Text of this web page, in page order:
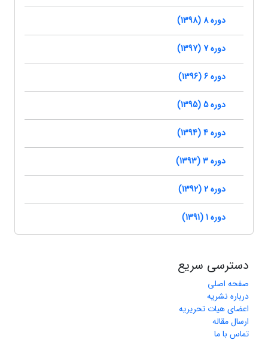
دوره 8 (1398)
دوره 7 (1397)
دوره 6 (1396)
دوره 5 (1395)
دوره 4 (1394)
دوره 3 (1393)
دوره 2 (1392)
دوره 1 (1391)
دسترسی سریع
صفحه اصلی
درباره نشریه
اعضای هیات تحریریه
ارسال مقاله
تماس با ما